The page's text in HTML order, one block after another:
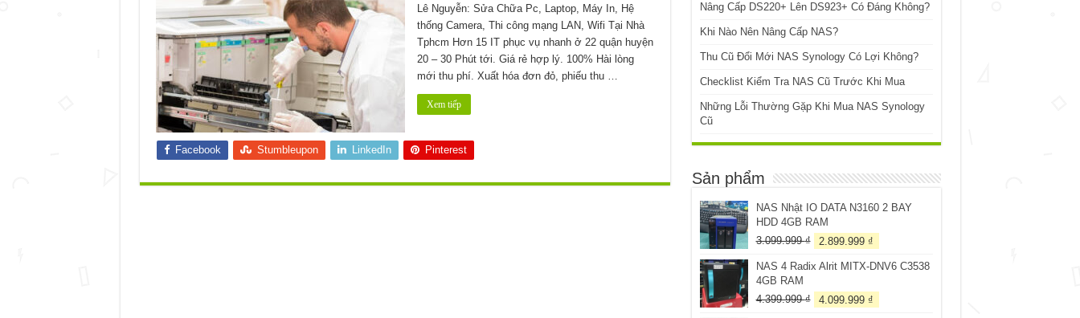
Mực
Máy
In
Số
9
Quận
6
Lê Nguyễn: Sửa Chữa Pc, Laptop, Máy In, Hệ
thống Camera, Thi công mạng LAN, Wifi Tại Nhà
Tphcm Hơn 15 IT phục vụ nhanh ở 22 quận huyện
20 – 30 Phút tới. Giá rẻ hợp lý. 100% Hài lòng
mới thu phí. Xuất hóa đơn đỏ, phiếu thu …
Xem tiếp
Facebook Stumbleupon LinkedIn Pinterest
Nâng Cấp DS220+ Lên DS923+ Có Đáng Không?
Khi Nào Nên Nâng Cấp NAS?
Thu Cũ Đổi Mới NAS Synology Có Lợi Không?
Checklist Kiểm Tra NAS Cũ Trước Khi Mua
Những Lỗi Thường Gặp Khi Mua NAS Synology
Cũ
Sản phẩm
NAS Nhật IO DATA N3160 2 BAY
HDD 4GB RAM
3.099.999₫
Giá
là:
2.899.999 ₫
tại
NAS 4 Radix Alrit MITX-DNV6 C3538
4GB RAM
4.399.999₫
Giá
4.099.999 ₫